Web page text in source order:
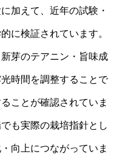
加えて、近年の試験・
に検証されています。
芽のテアニン・旨味成
時間を調整することで
ことが確認されていま
も実際の栽培指針とし
向上につながっていま